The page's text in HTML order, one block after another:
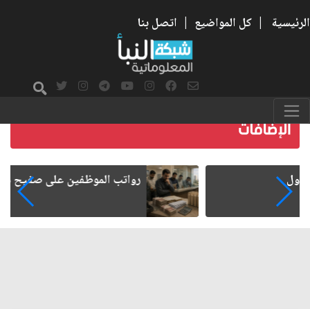
الرئيسية | كل المواضيع | اتصل بنا
رواتب الموظفين على صفيح ساخن